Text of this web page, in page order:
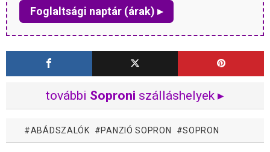
Foglaltsági naptár (árak) ▸
további Soproni szálláshelyek ▸
ABÁDSZALÓK PANZIÓ SOPRON SOPRON